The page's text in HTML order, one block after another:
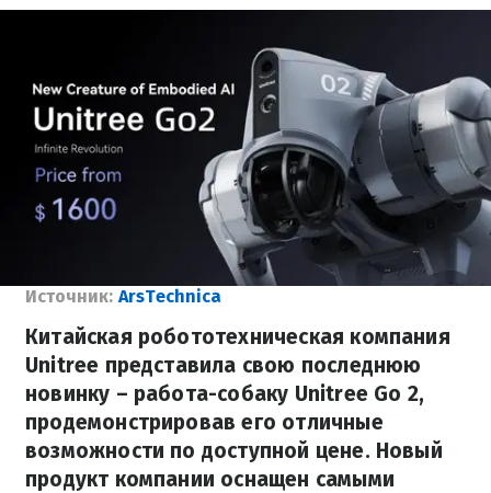
Источник: ArsTechnica
Китайская робототехническая компания
Unitree представила свою последнюю
новинку – работа-собаку Unitree Go 2,
продемонстрировав его отличные
возможности по доступной цене. Новый
продукт компании оснащен самыми